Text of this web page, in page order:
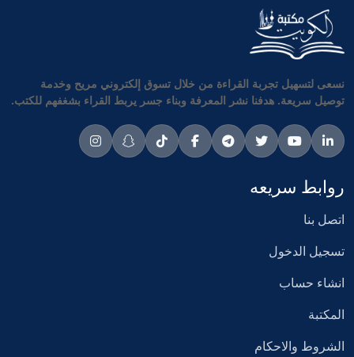
نسعى لتسهيل تجربة القراءة من خلال تسوق إلكتروني مريح وخدمة
توصيل سريعة. هدفنا نشر المعرفة وبناء جسر يربط القراء بشغفهم للكتب.
روابط سريعه
اتصل بنا
تسجيل الدخول
انشاء حساب
المكتبة
الشروط والاحكام